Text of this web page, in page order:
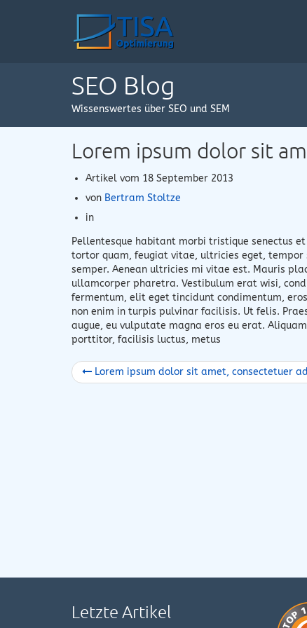
SEO Blog
Wissenswertes über SEO und SEM
Lorem ipsum dolor sit
Artikel vom 18 September 2013
von Bertram Stoltze
in
Pellentesque habitant morbi tristique senectus
tortor quam, feugiat vitae, ultricies eget, tempor
semper. Aenean ultricies mi vitae est. Mauris
ullamcorper pharetra. Vestibulum erat wisi,
fermentum, elit eget tincidunt condimentum,
non enim in turpis pulvinar facilisis. Ut felis.
augue, eu vulputate magna eros eu erat.
porttitor, facilisis luctus, metus
Lorem ipsum dolor sit amet, consectetuer adipiscing
Letzte Artikel